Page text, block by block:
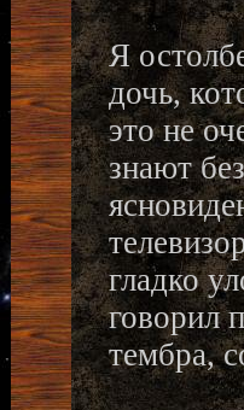
Я
дочь,
это не
знают
гладко
говорил
тембра,